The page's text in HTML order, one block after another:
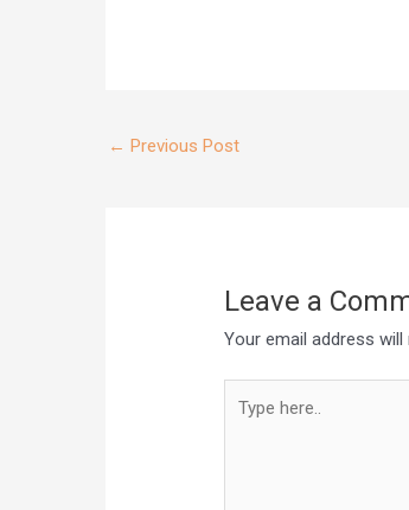
← Previous Post
Leave a
Your email address will
here..